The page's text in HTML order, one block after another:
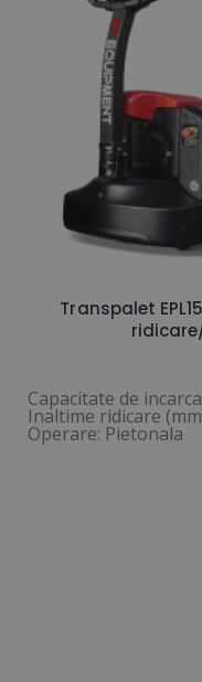
Transpalet
Capacitate de
Inaltime ridicare
Operare: Pietonala